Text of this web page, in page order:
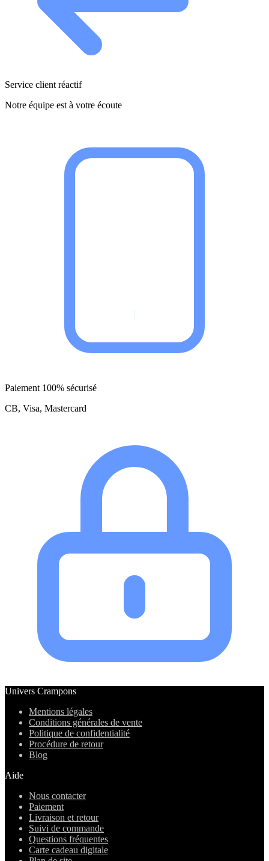
Service client réactif
Notre équipe est à votre écoute
Paiement 100% sécurisé
CB, Visa, Mastercard
Univers Crampons
Mentions légales
Conditions générales de vente
Politique de confidentialité
Procédure de retour
Blog
Aide
Nous contacter
Paiement
Livraison et retour
Suivi de commande
Questions fréquentes
Carte cadeau digitale